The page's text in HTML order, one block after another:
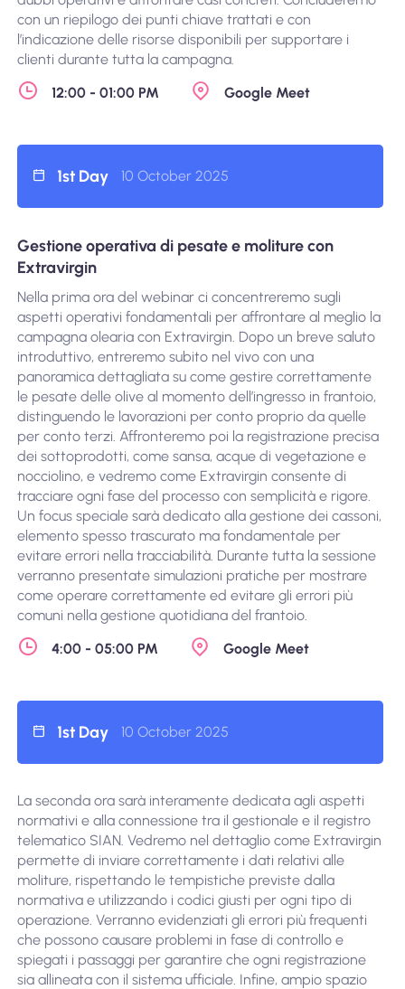
con un riepilogo dei punti chiave trattati e con
l’indicazione delle risorse disponibili per supportare i
clienti durante tutta la campagna.
12:00 - 01:00 PM
Google Meet
1st Day 10 October 2025
Gestione operativa di pesate e moliture con
Extravirgin
Nella prima ora del webinar ci concentreremo sugli
aspetti operativi fondamentali per affrontare al meglio la
campagna olearia con Extravirgin. Dopo un breve saluto
introduttivo, entreremo subito nel vivo con una
panoramica dettagliata su come gestire correttamente
le pesate delle olive al momento dell’ingresso in frantoio,
distinguendo le lavorazioni per conto proprio da quelle
per conto terzi. Affronteremo poi la registrazione precisa
dei sottoprodotti, come sansa, acque di vegetazione e
nocciolino, e vedremo come Extravirgin consente di
tracciare ogni fase del processo con semplicità e rigore.
Un focus speciale sarà dedicato alla gestione dei cassoni,
elemento spesso trascurato ma fondamentale per
evitare errori nella tracciabilità. Durante tutta la sessione
verranno presentate simulazioni pratiche per mostrare
come operare correttamente ed evitare gli errori più
comuni nella gestione quotidiana del frantoio.
4:00 - 05:00 PM
Google Meet
1st Day 10 October 2025
La seconda ora sarà interamente dedicata agli aspetti
normativi e alla connessione tra il gestionale e il registro
telematico SIAN. Vedremo nel dettaglio come Extravirgin
permette di inviare correttamente i dati relativi alle
moliture, rispettando le tempistiche previste dalla
normativa e utilizzando i codici giusti per ogni tipo di
operazione. Verranno evidenziati gli errori più frequenti
che possono causare problemi in fase di controllo e
spiegati i passaggi per garantire che ogni registrazione
sia allineata con il sistema ufficiale. Infine, ampio spazio